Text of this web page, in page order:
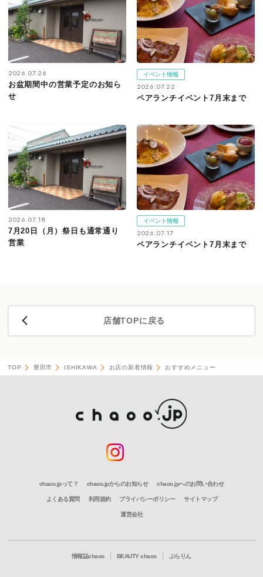
2026.07.26
お盆期間中の営業予定のお知ら
せ
イベント情報
2026.07.22
ペアランチイベント7月末まで
2026.07.18
7月20日（月）祭日も通常通り
営業
イベント情報
2026.07.17
ペアランチイベント7月末まで
店舗TOPに戻る
TOP 豊田市 ISHIKAWA お店の新着情報 おすすめメニュー
chaoo.jpって？ chaoo.jpからのお知らせ chaoo.jpへのお問い合わせ
よくある質問 利用規約 プライバシーポリシー サイトマップ
運営会社
情報誌chaoo BEAUTY chaoo ぶらりん